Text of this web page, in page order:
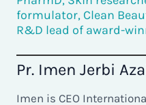
formulator, Clean
R&D lead of award-
Pr. Imen Jerbi
Imen is CEO